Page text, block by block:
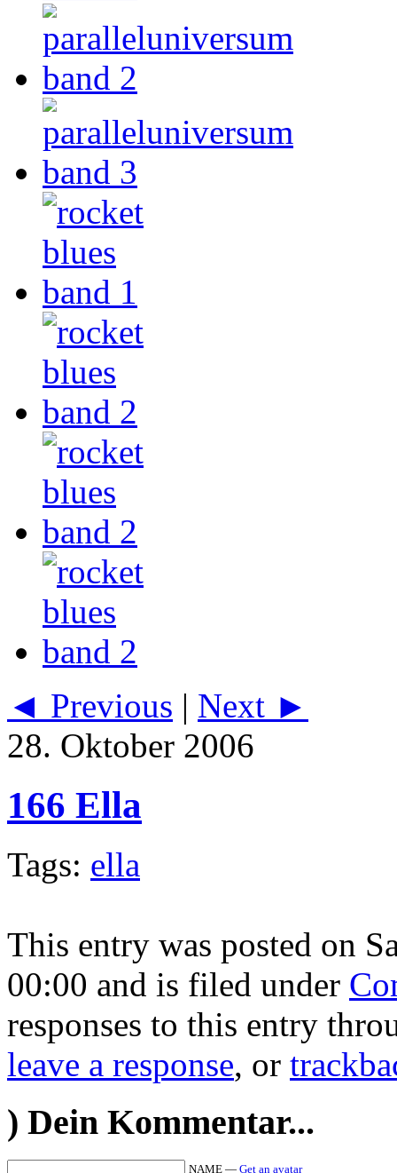
◄ Previous | Next ►
28. Oktober 2006
166 Ella
Tags: ella
This entry was posted on
00:00 and is filed under
responses to this entry
leave a response, or
) Dein Kommentar...
NAME — Get an avatar